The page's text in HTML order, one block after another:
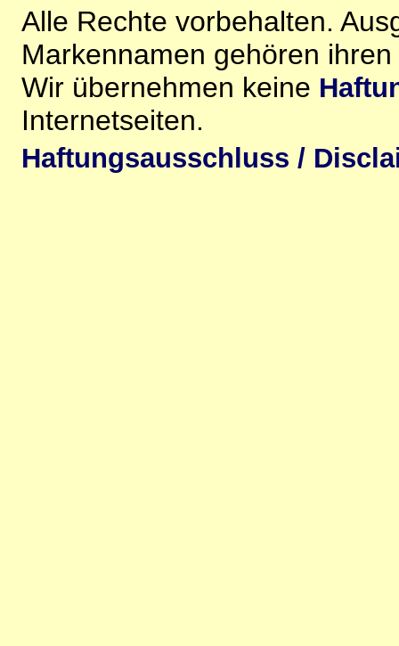
Alle Rechte vorbehalten.
Markennamen gehören
Wir übernehmen keine
Internetseiten.
Haftungsausschluss /